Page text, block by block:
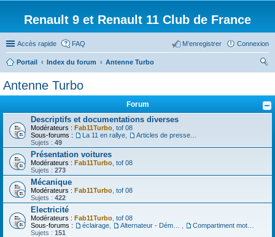
Renault 9 et Renault 11 Club de France
Accès rapide FAQ Connexion
M’enregistrer
Portail Index du forum
Antenne Turbo
ch
Antenne Turbo
Forum
Descriptifs et documentations diverses
Modérateurs : Fab11Turbo tof 08
Sous-forums :
La 11 en rallye
Sujets : 49
Présentation voitures
Modérateurs : Fab11Turbo tof 08
Sujets : 273
Mécanique
Modérateurs : Fab11Turbo tof 08
Sujets : 422
Electricité
Modérateurs : Fab11Turbo tof 08
Sous-forums :
éclairage
Sujets : 151